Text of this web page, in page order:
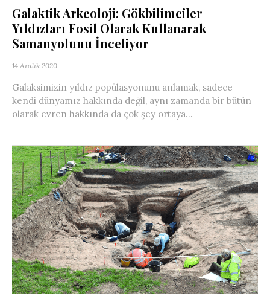
Galaktik Arkeoloji: Gökbilimciler
Yıldızları Fosil Olarak Kullanarak
Samanyolunu İnceliyor
14 Aralık 2020
Galaksimizin yıldız popülasyonunu anlamak, sadece
kendi dünyamız hakkında değil, aynı zamanda bir bütün
olarak evren hakkında da çok şey ortaya...